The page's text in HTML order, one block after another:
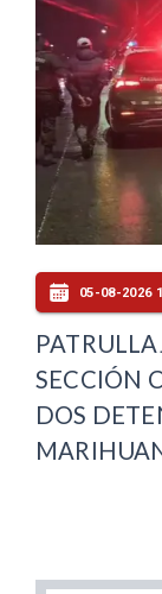
05-08-2026
SECCIÓN
DOS